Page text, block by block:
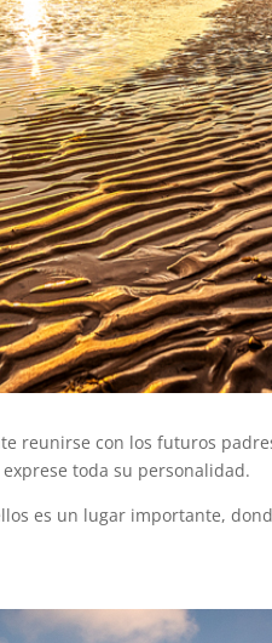
reunirse con los futuros
toda su personalidad.
es un lugar importante,